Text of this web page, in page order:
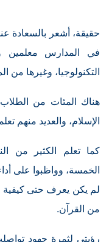
حقيقة، أشعر بالسعادة
في المدارس معلمين
التكنولوجيا، وغيرها
هناك المئات من
الإسلام، والعديد منهم
كما تعلم الكثير من
الخمسة، وواظبوا على
لم يكن يعرف حتى كيفية
من القرآن.
رؤيتي لثمرة جهود